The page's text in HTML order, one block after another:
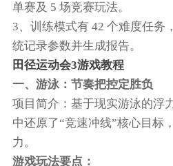
单赛及 5 场竞赛玩法。
3、训练模式有 42 个难度任务
统记录参数并生成报告。
田径运动会3游戏教程
一、游泳：节奏把控定胜负
项目简介：基于现实游泳的浮
中还原了“竞速冲线”核心目标
力。
游戏玩法要点：